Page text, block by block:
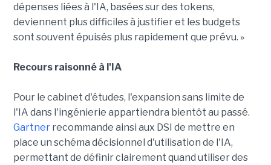
dépenses liées à l'IA, basées sur des tokens,
deviennent plus difficiles à justifier et les budgets
sont souvent épuisés plus rapidement que prévu. »
Recours raisonné à l'IA
Pour le cabinet d'études, l'expansion sans limite de
l'IA dans l'ingénierie appartiendra bientôt au passé.
Gartnerrecommande ainsi aux DSI de mettre en
place un schéma décisionnel d'utilisation de l'IA,
permettant de définir clairement quand utiliser des